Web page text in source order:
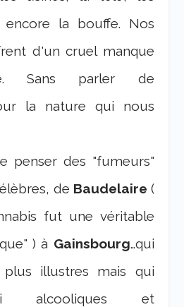
encore la bouffe. Nos
d'un cruel manque
Sans parler de
la nature qui nous
penser des "fumeurs"
de Baudelaire (
fut une véritable
) à Gainsbourg…qui
illustres mais qui
alcooliques et